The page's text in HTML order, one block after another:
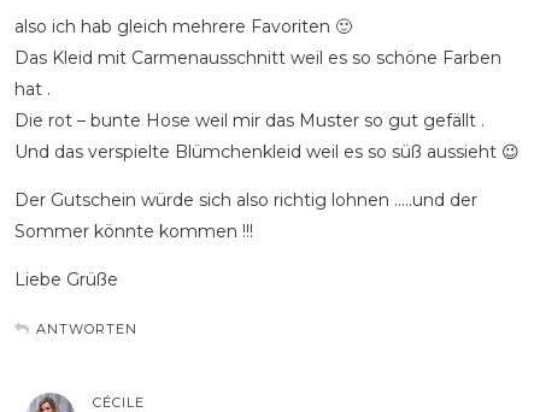
also ich hab gleich mehrere Favoriten 🙂
Das Kleid mit Carmenausschnitt weil es so schöne Farben
hat .
Die rot – bunte Hose weil mir das Muster so gut gefällt .
Und das verspielte Blümchenkleid weil es so süß aussieht 😉
Der Gutschein würde sich also richtig lohnen …..und der
Sommer könnte kommen !!!
Liebe Grüße
ANTWORTEN
CÉCILE